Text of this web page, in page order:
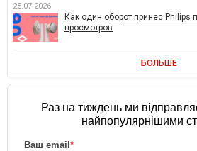
25.07.2026
Как один оборот принес Philips
просмотров
БОЛЬШЕ
Раз на тиждень ми
найпопулярнішими
Ваш email*